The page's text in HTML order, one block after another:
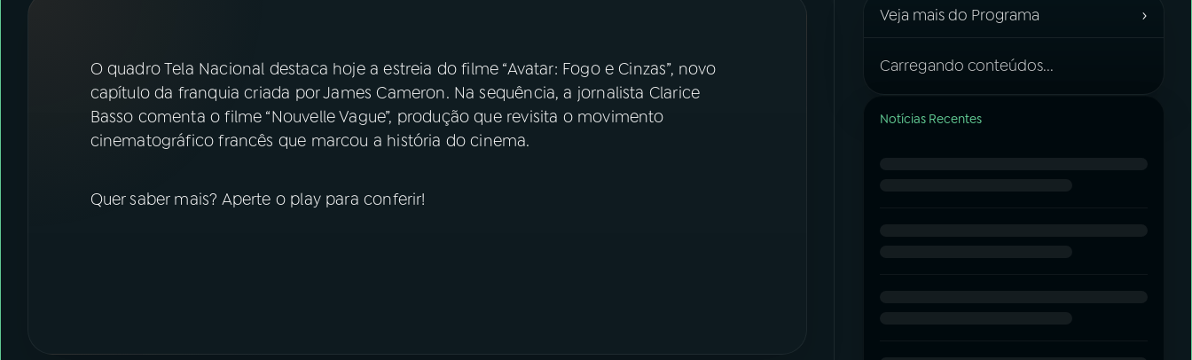
FESTIVAL DE MÚSICA
ACOMPANHE A RÁDIO NACIONAL
O quadro Tela Nacional destaca hoje a estreia do filme “Avatar: Fogo e Cinzas”, novo
capítulo da franquia criada por James Cameron. Na sequência, a jornalista Clarice
Basso comenta o filme “Nouvelle Vague”, produção que revisita o movimento
cinematográfico francês que marcou a história do cinema.
Quer saber mais? Aperte o play para conferir!
Veja mais do Programa ›
Carregando conteúdos...
Notícias Recentes